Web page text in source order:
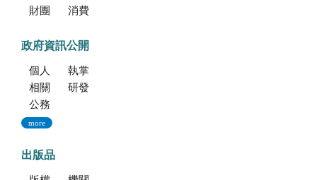
財團法人中華民國消費者文教基金會
消費者保護法
政府資訊公開
個人資料保護專區
執掌與組織
相關法規
研發成果
公務出國報告資訊網
more
出版品